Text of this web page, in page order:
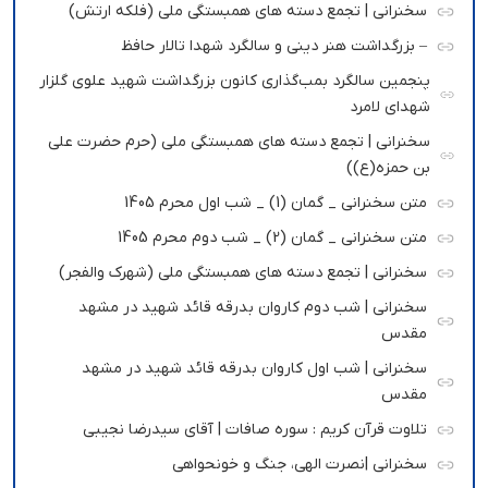
سخنرانی | تجمع دسته های همبستگی ملی (فلکه ارتش)
– بزرگداشت هنر دینی و سالگرد شهدا تالار حافظ
پنجمین سالگرد بمب‌گذاری کانون بزرگداشت شهید علوی گلزار
شهدای لامرد
سخنرانی | تجمع دسته های همبستگی ملی (حرم حضرت علی
بن حمزه(ع))
متن سخنرانی _ گمان (1) _ شب اول محرم 1405
متن سخنرانی _ گمان (2) _ شب دوم محرم 1405
سخنرانی | تجمع دسته های همبستگی ملی (شهرک والفجر)
سخنرانی | شب دوم کاروان بدرقه قائد شهید در مشهد
مقدس
سخنرانی | شب اول کاروان بدرقه قائد شهید در مشهد
مقدس
تلاوت قرآن کریم : سوره صافات | آقای سیدرضا نجیبی
سخنرانی |نصرت الهی، جنگ و خونحواهی